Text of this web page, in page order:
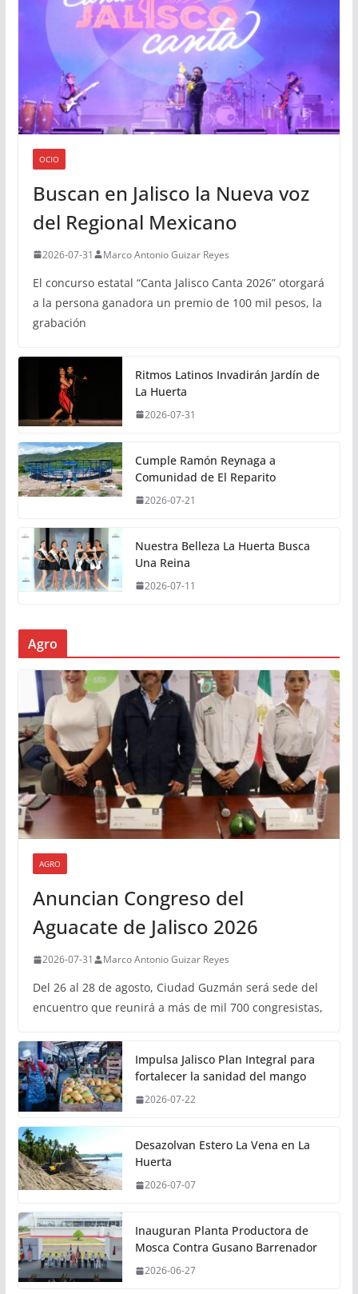
OCIO
Buscan en Jalisco la Nueva voz
del Regional Mexicano
2026-07-31 Marco Antonio Guizar Reyes
El concurso estatal “Canta Jalisco Canta 2026” otorgará
a la persona ganadora un premio de 100 mil pesos, la
grabación
Ritmos Latinos Invadirán Jardín de
La Huerta
2026-07-31
Cumple Ramón Reynaga a
Comunidad de El Reparito
2026-07-21
Nuestra Belleza La Huerta Busca
Una Reina
2026-07-11
Agro
AGRO
Anuncian Congreso del
Aguacate de Jalisco 2026
2026-07-31 Marco Antonio Guizar Reyes
Del 26 al 28 de agosto, Ciudad Guzmán será sede del
encuentro que reunirá a más de mil 700 congresistas,
Impulsa Jalisco Plan Integral para
fortalecer la sanidad del mango
2026-07-22
Desazolvan Estero La Vena en La
Huerta
2026-07-07
Inauguran Planta Productora de
Mosca Contra Gusano Barrenador
2026-06-27